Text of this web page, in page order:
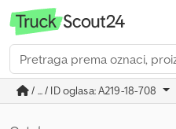
/ ... / ID oglasa: A219-18-708